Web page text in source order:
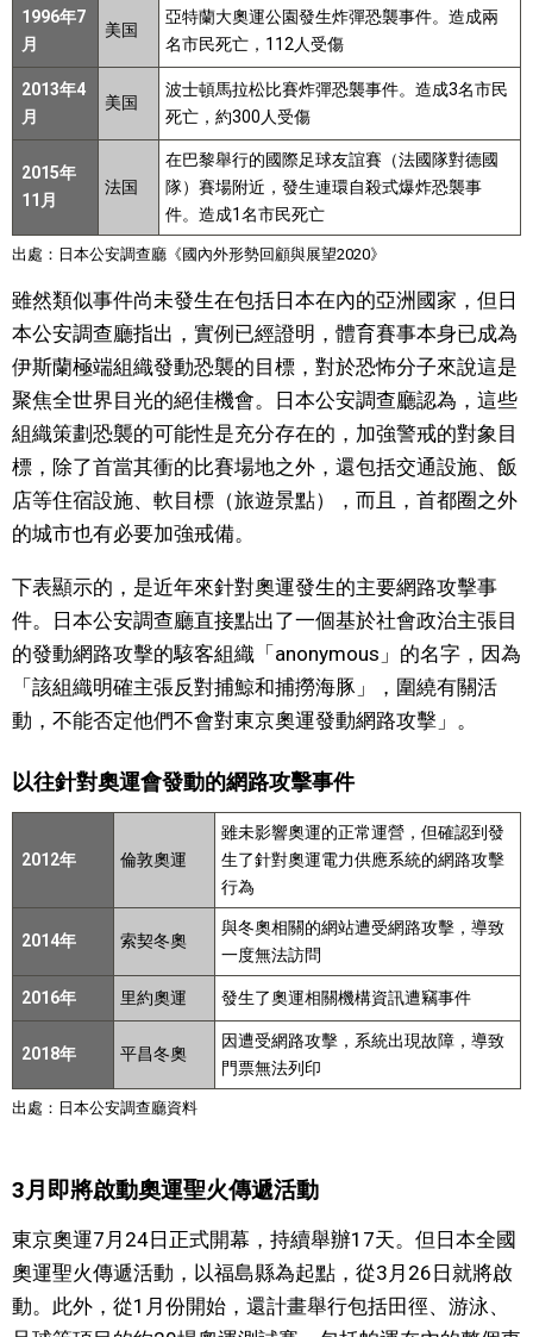
娛樂
教育
工作勞動
家庭
醫療健康
語言
東京
編輯部通知
1996年7
月
美国
亞特蘭大奧運公園發生炸彈恐襲事件。造成兩
名市民死亡，112人受傷
2013年4
月
美国
波士頓馬拉松比賽炸彈恐襲事件。造成3名市民
死亡，約300人受傷
2015年
11月
法国
在巴黎舉行的國際足球友誼賽（法國隊對德國
隊）賽場附近，發生連環自殺式爆炸恐襲事
件。造成1名市民死亡
出處：日本公安調查廳《國內外形勢回顧與展望2020》
雖然類似事件尚未發生在包括日本在內的亞洲國家，但日
本公安調查廳指出，實例已經證明，體育賽事本身已成為
伊斯蘭極端組織發動恐襲的目標，對於恐怖分子來說這是
聚焦全世界目光的絕佳機會。日本公安調查廳認為，這些
組織策劃恐襲的可能性是充分存在的，加強警戒的對象目
標，除了首當其衝的比賽場地之外，還包括交通設施、飯
店等住宿設施、軟目標（旅遊景點），而且，首都圈之外
的城市也有必要加強戒備。
下表顯示的，是近年來針對奧運發生的主要網路攻擊事
件。日本公安調查廳直接點出了一個基於社會政治主張目
的發動網路攻擊的駭客組織「anonymous」的名字，因為
「該組織明確主張反對捕鯨和捕撈海豚」，圍繞有關活
動，不能否定他們不會對東京奧運發動網路攻擊」。
以往針對奧運會發動的網路攻擊事件
2012年 倫敦奧運
雖未影響奧運的正常運營，但確認到發
生了針對奧運電力供應系統的網路攻擊
行為
2014年 索契冬奧
與冬奧相關的網站遭受網路攻擊，導致
一度無法訪問
2016年 里約奧運 發生了奧運相關機構資訊遭竊事件
2018年 平昌冬奧
因遭受網路攻擊，系統出現故障，導致
門票無法列印
出處：日本公安調查廳資料
3月即將啟動奧運聖火傳遞活動
東京奧運7月24日正式開幕，持續舉辦17天。但日本全國
奧運聖火傳遞活動，以福島縣為起點，從3月26日就將啟
動。此外，從1月份開始，還計畫舉行包括田徑、游泳、